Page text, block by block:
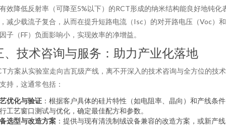
效降低反射率（可降至5%以下）的RCT形成的纳米结构能良好地钝化
减少载流子复合，从而在提升短路电流（Isc）的对开路电压（Voc）
子（FF）负面影响小，实现效率的净增益。
、技术咨询与服务：助力产业化落地
方案从实验室走向吉瓦级产线，离不开深入的技术咨询与全方位的技
持，这通常包括：
优化与验证 ：根据客户具体的硅片特性（如电阻率、晶向）和产线条
工艺窗口测试与优化，确定最佳配方和参数。
选型与改造方案 ：提供与现有清洗制绒设备兼容的改造方案，或新产